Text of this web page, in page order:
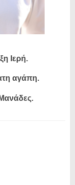
Ιερή.
αγάπη.